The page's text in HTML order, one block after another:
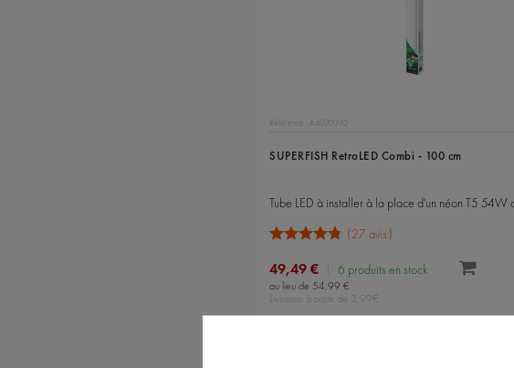
Référence : A4020390
SUPERFISH RetroLED Combi - 100 cm
27 avis
49,49 € 6 produits en stock
au lieu de 54,99 €
Livraison à partir de 3,99€